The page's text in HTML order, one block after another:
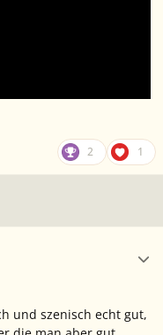
2 1
und szenisch echt gut,